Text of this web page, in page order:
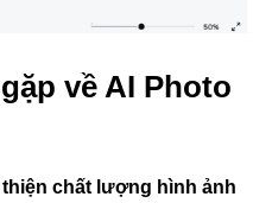
về AI Photo
chất lượng hình ảnh